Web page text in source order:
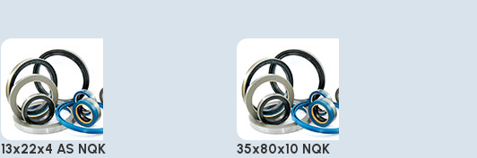
13x22x4 AS NQK 35x80x10 NQK